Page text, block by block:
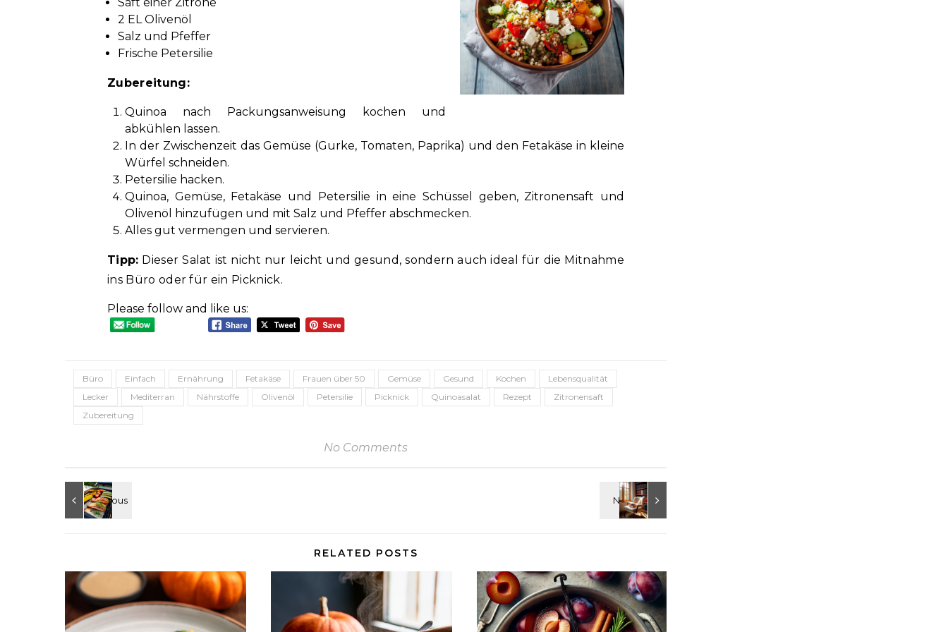
Saft einer Zitrone
2 EL Olivenöl
Salz und Pfeffer
Frische Petersilie
Zubereitung:
Quinoa nach Packungsanweisung kochen und
abkühlen lassen.
In der Zwischenzeit das Gemüse (Gurke, Tomaten, Paprika) und den Fetakäse in kleine
Würfel schneiden.
Petersilie hacken.
Quinoa, Gemüse, Fetakäse und Petersilie in eine Schüssel geben, Zitronensaft und
Olivenöl hinzufügen und mit Salz und Pfeffer abschmecken.
Alles gut vermengen und servieren.
Tipp: Dieser Salat ist nicht nur leicht und gesund, sondern auch ideal für die Mitnahme
ins Büro oder für ein Picknick.
Please follow and like us:
Büro Einfach Ernährung Fetakäse Frauen über 50 Gemüse Gesund Kochen
Lebensqualität
Lecker
Mediterran Nährstoffe Olivenöl Petersilie Picknick Quinoasalat Rezept
Zitronensaft
Zubereitung
No Comments
RELATED POSTS